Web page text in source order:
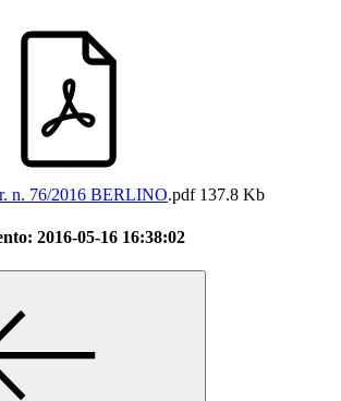
n. 76/2016 BERLINO.pdf137.8 Kb
2016-05-16 16:38:02